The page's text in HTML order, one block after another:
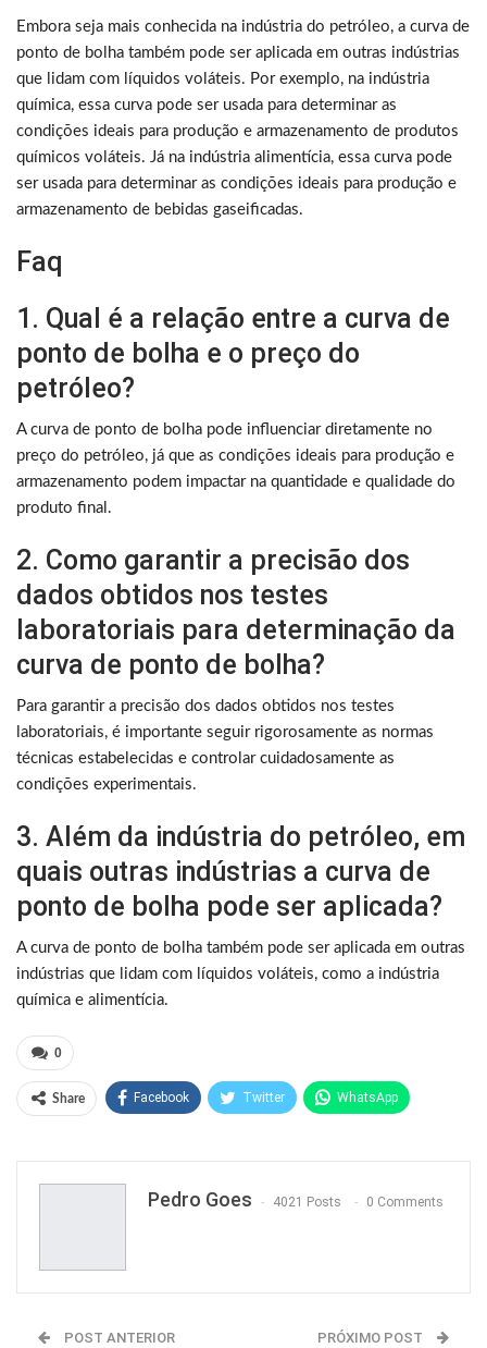
Embora seja mais conhecida na indústria do petróleo, a curva de
ponto de bolha também pode ser aplicada em outras indústrias
que lidam com líquidos voláteis. Por exemplo, na indústria
química, essa curva pode ser usada para determinar as
condições ideais para produção e armazenamento de produtos
químicos voláteis. Já na indústria alimentícia, essa curva pode
ser usada para determinar as condições ideais para produção e
armazenamento de bebidas gaseificadas.
Faq
1. Qual é a relação entre a curva de
ponto de bolha e o preço do
petróleo?
A curva de ponto de bolha pode influenciar diretamente no
preço do petróleo, já que as condições ideais para produção e
armazenamento podem impactar na quantidade e qualidade do
produto final.
2. Como garantir a precisão dos
dados obtidos nos testes
laboratoriais para determinação da
curva de ponto de bolha?
Para garantir a precisão dos dados obtidos nos testes
laboratoriais, é importante seguir rigorosamente as normas
técnicas estabelecidas e controlar cuidadosamente as
condições experimentais.
3. Além da indústria do petróleo, em
quais outras indústrias a curva de
ponto de bolha pode ser aplicada?
A curva de ponto de bolha também pode ser aplicada em outras
indústrias que lidam com líquidos voláteis, como a indústria
química e alimentícia.
0
Share Facebook Twitter WhatsApp
Pedro Goes 4021 Posts 0 Comments
POST ANTERIOR PRÓXIMO POST